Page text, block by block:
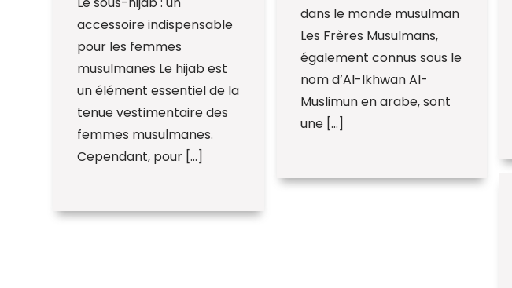
accessoire indispensable
pour les femmes
musulmanes Le hijab est
un élément essentiel de la
tenue vestimentaire des
femmes musulmanes.
Cependant, pour […]
dans le monde musulman
Les Frères Musulmans,
également connus sous le
nom d’Al-Ikhwan Al-
Muslimun en arabe, sont
une […]